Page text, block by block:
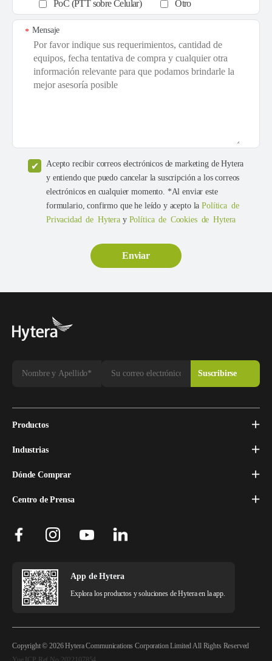
PoC (PTT sobre Celular)
Otro
Mensaje
*
Acepto recibir correos electrónicos de marketing de Hytera
y entiendo que puedo cancelar la suscripción a los correos
electrónicos en cualquier momento. *Al enviar este
formulario, confirmo que he leído y acepto laPolítica de
Privacidad de Hytera y Política de Cookies de Hytera
Productos
Industrias
Dónde Comprar
Centro de Prensa
App de Hytera
Explora los productos y soluciones de Hytera en la app.
Copyright © 2026 Hytera Communications Corporation Limited All Rights Reserved